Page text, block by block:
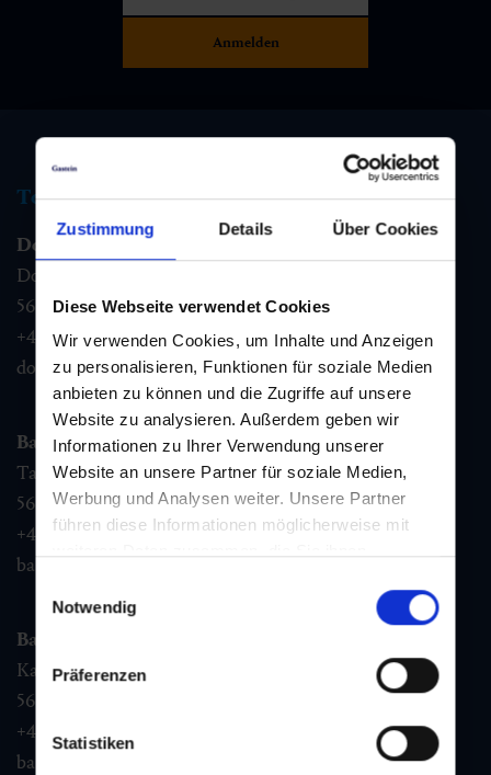
Zustimmung Details Über Cookies
Diese Webseite verwendet Cookies
Wir verwenden Cookies, um Inhalte und Anzeigen
zu personalisieren, Funktionen für soziale Medien
anbieten zu können und die Zugriffe auf unsere
Website zu analysieren. Außerdem geben wir
Informationen zu Ihrer Verwendung unserer
Website an unsere Partner für soziale Medien,
Werbung und Analysen weiter. Unsere Partner
führen diese Informationen möglicherweise mit
Nutzung der Dienste gesammelt haben.
Notwendig
Präferenzen
Statistiken
Tourismus Information
Dorfgastein
Dorfstraße 1,
5632 Dorfgastein
+43 6432 3393 460
dorfgastein@gastein.com
Bad Hofgastein
Tauernplatz 1,
5630 Bad Hofgastein
+43 6432 3393 260
badhofgastein@gastein.com
Bad Gastein
Kaiser Franz Josefstr. 27,
5640
+43 6432 3393 560
badgastein@gastein.com